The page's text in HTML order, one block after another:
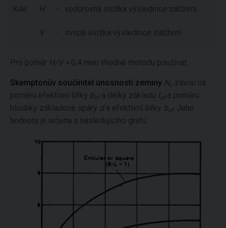
Kde: H - vodorovná složka výslednice zatížení
V - svislá složka výslednice zatížení
Pro poměr H/V >0,4 není vhodné metodu používat.
Skemptonův součinitel únosnosti zeminy N závisí na
poměru efektivní šířky bef a délky základu lef a poměru
hloubky základové spáry da efektivní šířky bef . Jeho
hodnota je určena z následujícího grafu: